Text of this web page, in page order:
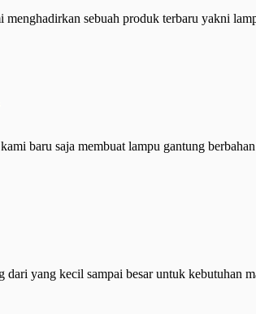
sebuah produk terbaru yakni
baru saja membuat lampu gantung
yang kecil sampai besar untuk kebutuhan